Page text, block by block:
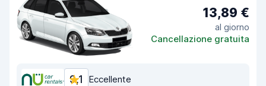
13,89 €
al giorno
Cancellazione gratuita
9,1 Eccellente